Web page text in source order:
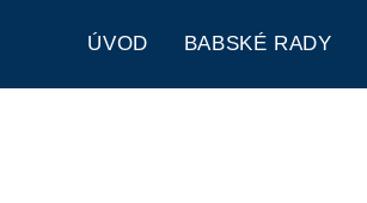
ÚVOD BABSKÉ RADY